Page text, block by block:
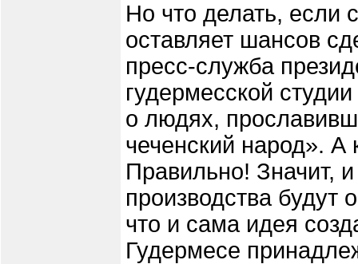
Но что делать, если
оставляет шансов
пресс-служба
гудермесской
о людях,
чеченский народ». А
Правильно! Значит,
производства
что и сама идея
Гудермесе